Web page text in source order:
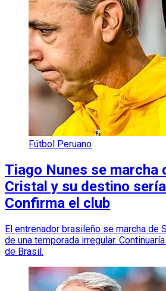
Fútbol Peruano
Tiago Nunes se marcha
Cristal y su destino
Confirma el club
El entrenador brasileño se marcha de
de una temporada irregular.
de Brasil.